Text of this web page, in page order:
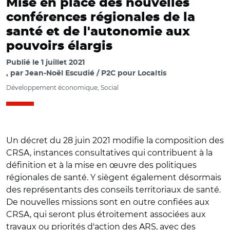
Mise en place des nouvelles
conférences régionales de la
santé et de l'autonomie aux
pouvoirs élargis
Publié le 1 juillet 2021
par Jean-Noël Escudié / P2C pour Localtis
Développement économique, Social
Un décret du 28 juin 2021 modifie la composition des
CRSA, instances consultatives qui contribuent à la
définition et à la mise en œuvre des politiques
régionales de santé. Y siègent également désormais
des représentants des conseils territoriaux de santé.
De nouvelles missions sont en outre confiées aux
CRSA, qui seront plus étroitement associées aux
travaux ou priorités d'action des ARS, avec des